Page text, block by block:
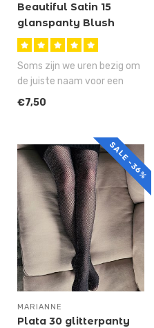
Beautiful Satin 15
glanspanty Blush
Soms zijn we uren bezig om
de juiste naam voor een
artikel te verzinnen, maar
€7,50
SALE -36%
MARIANNE
Plata 30 glitterpanty